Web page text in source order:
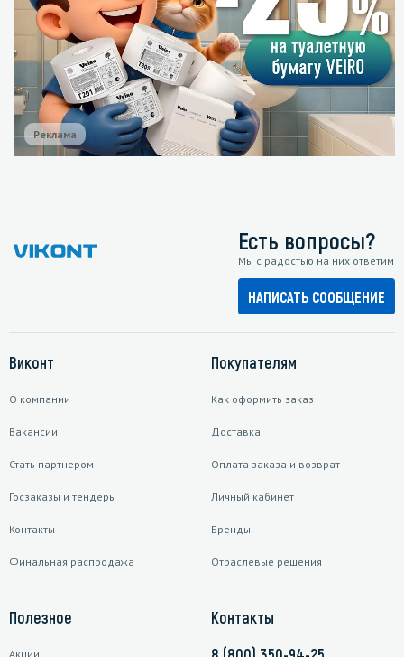
Реклама
Есть вопросы?
Мы с радостью на них ответим
НАПИСАТЬ СООБЩЕНИЕ
Виконт
О компании
Вакансии
Стать партнером
Госзаказы и тендеры
Контакты
Финальная распродажа
Покупателям
Как оформить заказ
Доставка
Оплата заказа и возврат
Личный кабинет
Бренды
Отраслевые решения
Полезное
Акции
Контакты